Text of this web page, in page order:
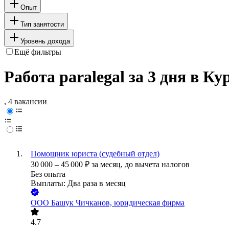
Опыт
Тип занятости
Уровень дохода
Ещё фильтры
Работа paralegal за 3 дня в
, 4 вакансии
Помощник юриста (судебный отдел)
30 000 – 45 000 ₽ за месяц, до вычета налогов
Без опыта
Выплаты: Два раза в месяц
ООО Башук Чичканов, юридическая фирма
4.7